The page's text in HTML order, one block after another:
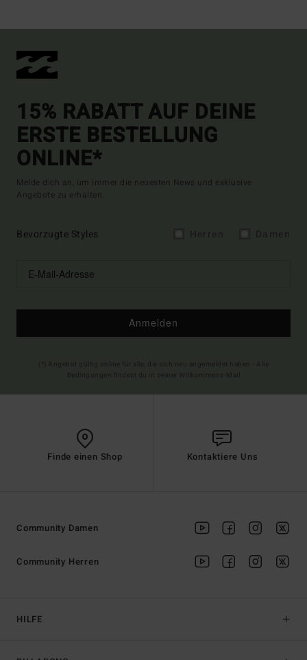
15% RABATT AUF DEINE
ERSTE BESTELLUNG
ONLINE*
Melde dich an, um immer die neuesten News und exklusive
Angebote zu erhalten.
Bevorzugte Styles
Anmelden
Finde einen Shop Kontaktiere Uns
HILFE
Community Damen
Community Herren